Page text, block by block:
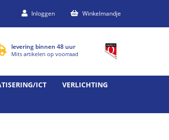
Inloggen Winkelmandje
levering binnen 48 uur
Mits artikelen op voorraad
ICT
VERLICHTING